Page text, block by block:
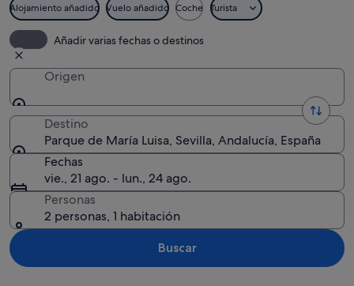
Alojamiento añadido Vuelo añadido Coche Turista
Añadir varias fechas o destinos
Origen
Destino
Parque de María Luisa, Sevilla, Andalucía, España
Fechas
vie., 21 ago. - lun., 24 ago.
Personas
2 personas, 1 habitación
Buscar